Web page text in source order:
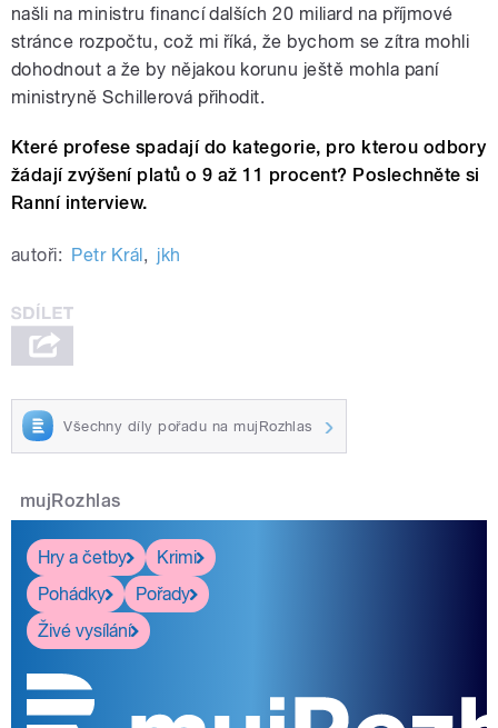
našli na ministru financí dalších 20 miliard na příjmové
stránce rozpočtu, což mi říká, že bychom se zítra mohli
dohodnout a že by nějakou korunu ještě mohla paní
ministryně Schillerová přihodit.
Které profese spadají do kategorie, pro kterou odbory
žádají zvýšení platů o 9 až 11 procent? Poslechněte si
Ranní interview.
autoři: Petr Král, jkh
Všechny díly pořadu na mujRozhlas
mujRozhlas
Hry a četby
Krimi
Pohádky
Pořady
Živé vysílání